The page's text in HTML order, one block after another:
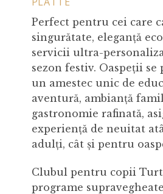
Perfect pentru cei care
singurătate, eleganță
servicii ultra-
sezon festiv. Oaspeții se
un amestec unic de
aventură, ambianță
gastronomie rafinată,
experiență de neuitat
adulți, cât și pentru
Clubul pentru copii
programe